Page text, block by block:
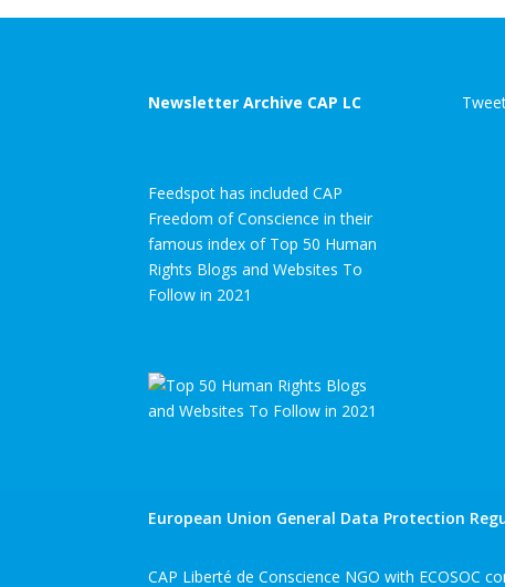
Newsletter Archive CAP LC
Feedspot has included CAP
Freedom of Conscience in their
famous index of Top 50 Human
Rights Blogs and Websites To
Follow in 2021
European Union General Data Protection
CAP Liberté de Conscience NGO with ECOSOC